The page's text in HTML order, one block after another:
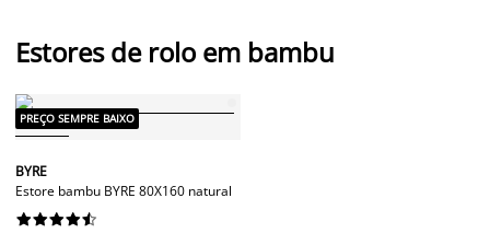
Estores de rolo em bambu
PREÇO SEMPRE BAIXO
BYRE
Estore bambu BYRE 80X160 natural





